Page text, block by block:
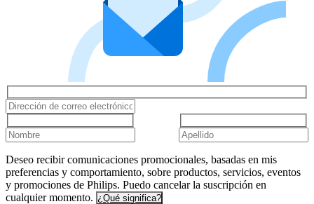
Deseo recibir comunicaciones promocionales, basadas en mis
preferencias y comportamiento, sobre productos, servicios, eventos
y promociones de Philips. Puedo cancelar la suscripción en
cualquier momento. ¿Qué significa?